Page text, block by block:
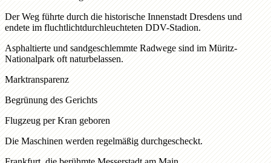
Der Weg führte durch die historische Innenstadt Dresdens und
endete im fluchtlichtdurchleuchteten DDV-Stadion.
Asphaltierte und sandgeschlemmte Radwege sind im Müritz-
Nationalpark oft naturbelassen.
Marktransparenz
Begrünung des Gerichts
Flugzeug per Kran geboren
Die Maschinen werden regelmäßig durchgescheckt.